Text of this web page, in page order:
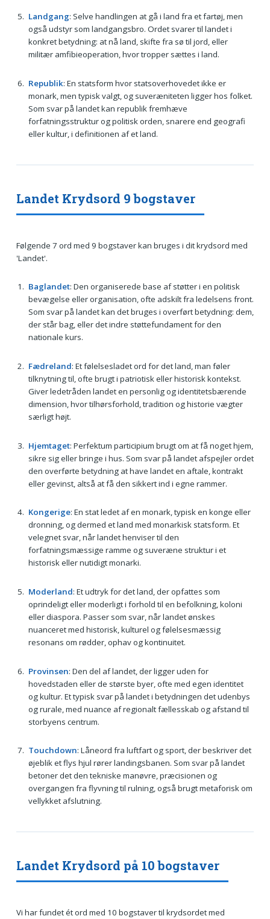
Landgang: Selve handlingen at gå i land fra et fartøj, men
også udstyr som landgangsbro. Ordet svarer til landet i
konkret betydning: at nå land, skifte fra sø til jord, eller
militær amfibieoperation, hvor tropper sættes i land.
Republik: En statsform hvor statsoverhovedet ikke er
monark, men typisk valgt, og suveræniteten ligger hos folket.
Som svar på landet kan republik fremhæve
forfatningsstruktur og politisk orden, snarere end geografi
eller kultur, i definitionen af et land.
Landet Krydsord 9 bogstaver
Følgende 7 ord med 9 bogstaver kan bruges i dit krydsord med
'Landet'.
Baglandet: Den organiserede base af støtter i en politisk
bevægelse eller organisation, ofte adskilt fra ledelsens front.
Som svar på landet kan det bruges i overført betydning: dem,
der står bag, eller det indre støttefundament for den
nationale kurs.
Fædreland: Et følelsesladet ord for det land, man føler
tilknytning til, ofte brugt i patriotisk eller historisk kontekst.
Giver ledetråden landet en personlig og identitetsbærende
dimension, hvor tilhørsforhold, tradition og historie vægter
særligt højt.
Hjemtaget: Perfektum participium brugt om at få noget hjem,
sikre sig eller bringe i hus. Som svar på landet afspejler ordet
den overførte betydning at have landet en aftale, kontrakt
eller gevinst, altså at få den sikkert ind i egne rammer.
Kongerige: En stat ledet af en monark, typisk en konge eller
dronning, og dermed et land med monarkisk statsform. Et
velegnet svar, når landet henviser til den
forfatningsmæssige ramme og suveræne struktur i et
historisk eller nutidigt monarki.
Moderland: Et udtryk for det land, der opfattes som
oprindeligt eller moderligt i forhold til en befolkning, koloni
eller diaspora. Passer som svar, når landet ønskes
nuanceret med historisk, kulturel og følelsesmæssig
resonans om rødder, ophav og kontinuitet.
Provinsen: Den del af landet, der ligger uden for
hovedstaden eller de største byer, ofte med egen identitet
og kultur. Et typisk svar på landet i betydningen det udenbys
og rurale, med nuance af regionalt fællesskab og afstand til
storbyens centrum.
Touchdown: Låneord fra luftfart og sport, der beskriver det
øjeblik et flys hjul rører landingsbanen. Som svar på landet
betoner det den tekniske manøvre, præcisionen og
overgangen fra flyvning til rulning, også brugt metaforisk om
vellykket afslutning.
Landet Krydsord på 10 bogstaver
Vi har fundet ét ord med 10 bogstaver til krydsordet med